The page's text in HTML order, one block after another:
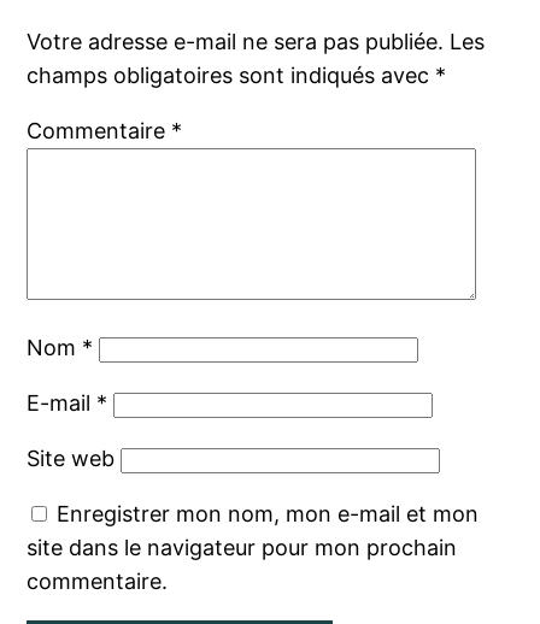
Votre adresse e-mail ne sera pas publiée. Les
champs obligatoires sont indiqués avec *
Commentaire *
Nom *
E-mail *
Site web
Enregistrer mon nom, mon e-mail et mon
site dans le navigateur pour mon prochain
commentaire.